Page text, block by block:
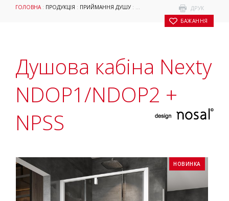
ДРУК
БАЖАННЯ
ГОЛОВНА: ПРОДУКЦІЯ : ПРИЙМАННЯ ДУШУ : ДУШОВІ КАБІНИ ТА ДВЕРІ:
Душова кабіна Nexty
NDOP1/NDOP2 +
NPSS
НОВИНКА